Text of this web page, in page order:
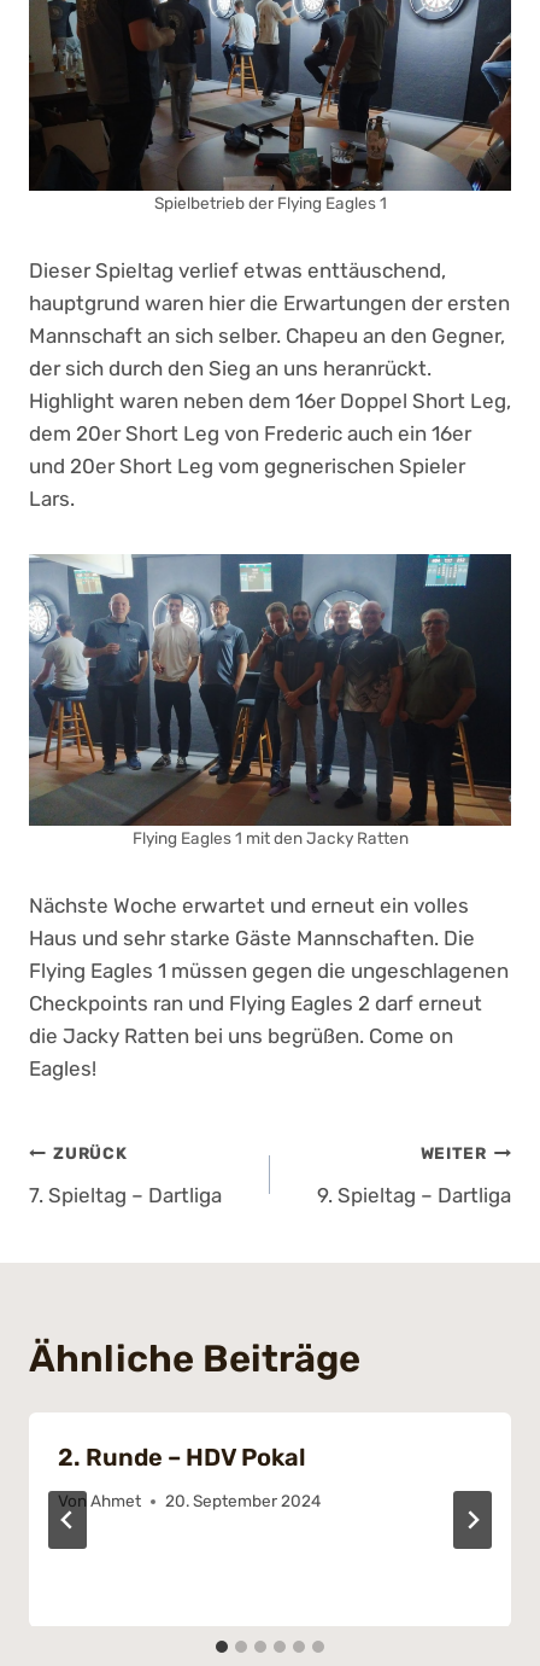
Spielbetrieb der Flying Eagles 1
Dieser Spieltag verlief etwas enttäuschend,
hauptgrund waren hier die Erwartungen der ersten
Mannschaft an sich selber. Chapeu an den Gegner,
der sich durch den Sieg an uns heranrückt.
Highlight waren neben dem 16er Doppel Short Leg,
dem 20er Short Leg von Frederic auch ein 16er
und 20er Short Leg vom gegnerischen Spieler
Lars.
Flying Eagles 1 mit den Jacky Ratten
Nächste Woche erwartet und erneut ein volles
Haus und sehr starke Gäste Mannschaften. Die
Flying Eagles 1 müssen gegen die ungeschlagenen
Checkpoints ran und Flying Eagles 2 darf erneut
die Jacky Ratten bei uns begrüßen. Come on
Eagles!
Beitragsnavigation
ZURÜCK
7. Spieltag – Dartliga
WEITER
9. Spieltag – Dartliga
Ähnliche Beiträge
2. Runde – HDV Pokal
VonAhmet 20. September 2024